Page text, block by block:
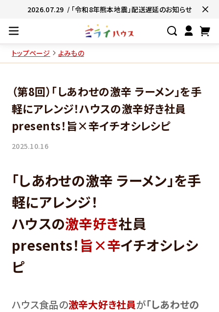
2026.07.29 / 「令和8年熊本地震」配送遅延のお知らせ
#ネコポス対象商品🚚
#有名店の
#簡単便利👍
#お子様と一緒に
#たっぷり満腹😋
#ギフトにおすす
トップページ よみもの
（第8回）「しあわせの激辛 ラーメン」を手
軽にアレンジ！ハウスの激辛好き社員
presents！旨×辛イチオシレシピ
2025.10.16
「しあわせの激辛 ラーメン」を手
軽にアレンジ！
ハウスの激辛好き社員
presents！ 旨×辛イチオシレシ
ピ
ハウス食品の激辛大好き社員が「しあわせの